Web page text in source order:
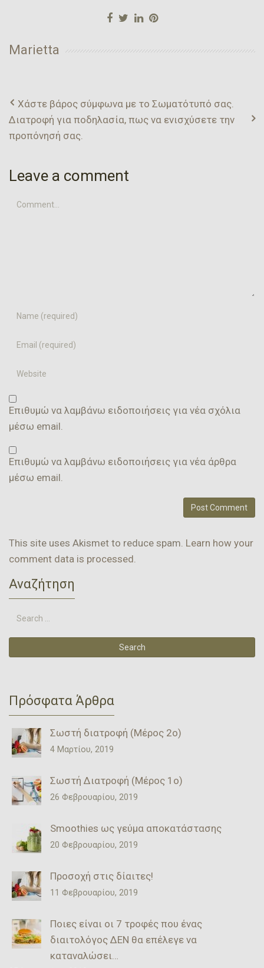
Marietta
Χάστε βάρος σύμφωνα με το Σωματότυπό σας.
Διατροφή για ποδηλασία, πως να ενισχύσετε την
προπόνησή σας.
Leave a comment
Comment...
Name
Email
Website
Επιθυμώ να λαμβάνω ειδοποιήσεις για νέα σχόλια
μέσω email.
Επιθυμώ να λαμβάνω ειδοποιήσεις για νέα άρθρα
μέσω email.
This site uses Akismet to reduce spam. Learn how your
comment data is processed.
Αναζήτηση
Πρόσφατα Άρθρα
Σωστή διατροφή (Μέρος 2ο)
4 Μαρτίου, 2019
Σωστή Διατροφή (Μέρος 1ο)
26 Φεβρουαρίου, 2019
Smoothies ως γεύμα αποκατάστασης
20 Φεβρουαρίου, 2019
Προσοχή στις δίαιτες!
11 Φεβρουαρίου, 2019
Ποιες είναι οι 7 τροφές που ένας
διαιτολόγος ΔΕΝ θα επέλεγε να
καταναλώσει…